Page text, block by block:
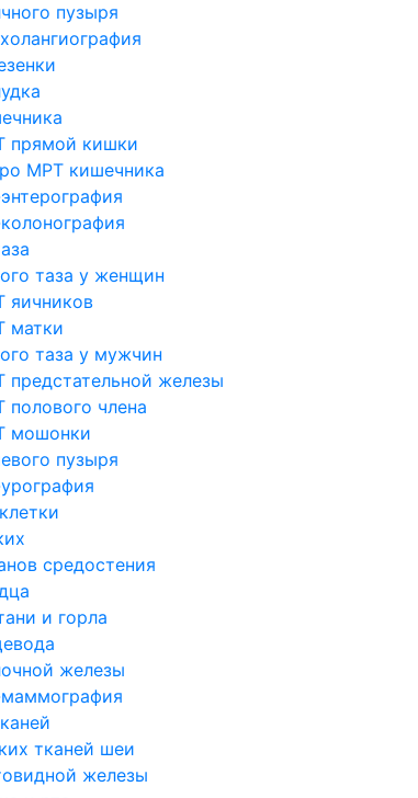
пузыря
прямой кишки
МРТ кишечника
таза у женщин
яичников
матки
таза у мужчин
предстательной железы
полового члена
мошонки
пузыря
средостения
и горла
железы
тканей шеи
железы